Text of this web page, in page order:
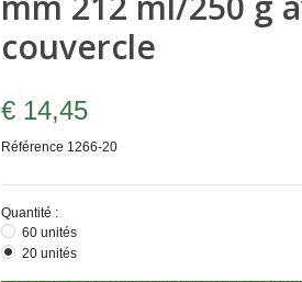
couvercle
€ 14,45
Référence 1266-20
Quantité :
60 unités
20 unités